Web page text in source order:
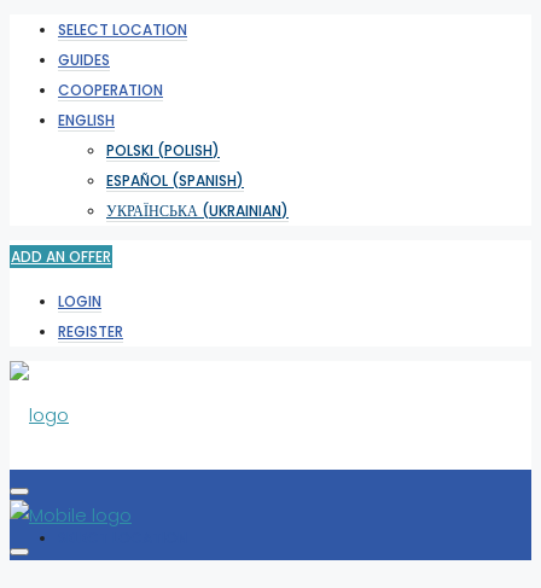
SELECT LOCATION
GUIDES
COOPERATION
ENGLISH
POLSKI (POLISH)
ESPAÑOL (SPANISH)
УКРАЇНСЬКА (UKRAINIAN)
ADD AN OFFER
LOGIN
REGISTER